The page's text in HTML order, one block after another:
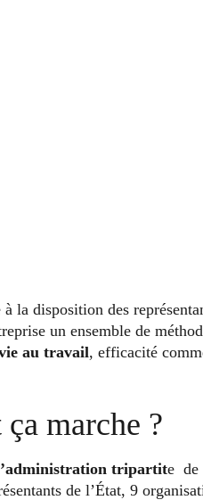
la disposition des
un ensemble de
au travail, efficacité
marche ?
tripartite de
de l’État, 9